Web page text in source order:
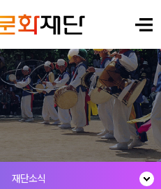
재단소식